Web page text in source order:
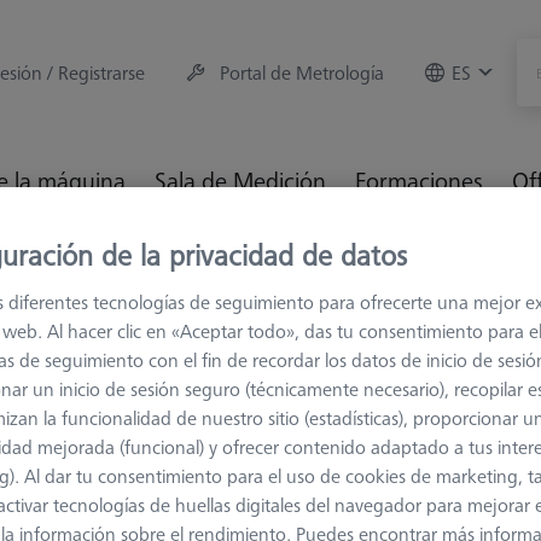
/ Registrarse Portal de Metrología ES
la máquina Sala de Medición Formaciones
de conexión M5 Pro
de presentar con éxito el nuevo sistema modular para los
complementan la diversidad de los componentes disponibles.
palpadores en forma de V.
de la privacidad de datos
diferentes tecnologías de seguimiento para ofrecerte una mejor
Al hacer clic en «Aceptar todo», das tu consentimiento para
de seguimiento con el fin de recordar los datos de inicio de
un inicio de sesión seguro (técnicamente necesario), recopilar
la funcionalidad de nuestro sitio (estadísticas), proporcionar
mejorada (funcional) y ofrecer contenido adaptado a tus
Al dar tu consentimiento para el uso de cookies de marketing,
tecnologías de huellas digitales del navegador para mejorar
información sobre el rendimiento. Puedes encontrar más